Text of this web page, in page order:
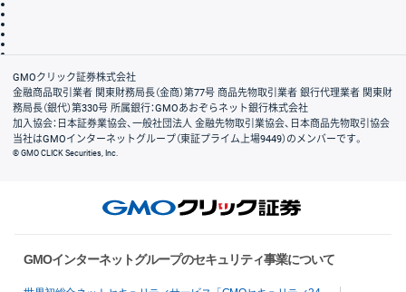
会社案内
GMOクリック証券株式会社
金融商品取引業者 関東財務局長（金商）第77号 商品先物取引業者 銀行代理業者 関東財
務局長（銀代）第330号 所属銀行：GMOあおぞらネット銀行株式会社
加入協会：日本証券業協会、一般社団法人 金融先物取引業協会、日本商品先物取引協会
当社はGMOインターネットグループ（東証プライム上場9449）のメンバーです。
© GMO CLICK Securities, Inc.
GMOインターネットグループのセキュリティ事業について